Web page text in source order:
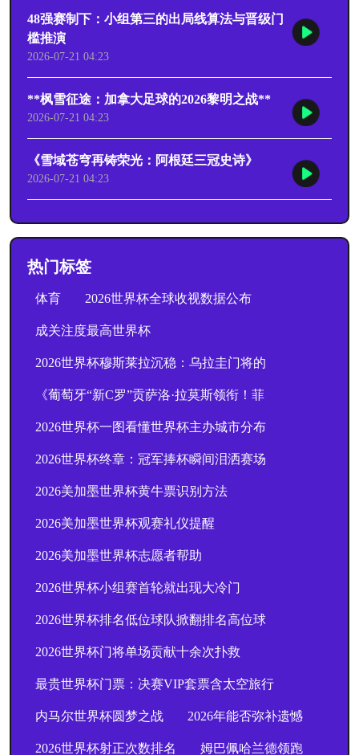
48强赛制下：小组第三的出局线算法与晋级门
槛推演
2026-07-21 04:23
**枫雪征途：加拿大足球的2026黎明之战**
2026-07-21 04:23
《雪域苍穹再铸荣光：阿根廷三冠史诗》
2026-07-21 04:23
热门标签
体育 2026世界杯全球收视数据公布
成关注度最高世界杯
2026世界杯穆斯莱拉沉稳：乌拉圭门将的
《葡萄牙“新C罗”贡萨洛·拉莫斯领衔！菲
2026世界杯一图看懂世界杯主办城市分布
2026世界杯终章：冠军捧杯瞬间泪洒赛场
2026美加墨世界杯黄牛票识别方法
2026美加墨世界杯观赛礼仪提醒
2026美加墨世界杯志愿者帮助
2026世界杯小组赛首轮就出现大冷门
2026世界杯排名低位球队掀翻排名高位球
2026世界杯门将单场贡献十余次扑救
最贵世界杯门票：决赛VIP套票含太空旅行
内马尔世界杯圆梦之战 2026年能否弥补遗憾
2026世界杯射正次数排名 姆巴佩哈兰德领跑